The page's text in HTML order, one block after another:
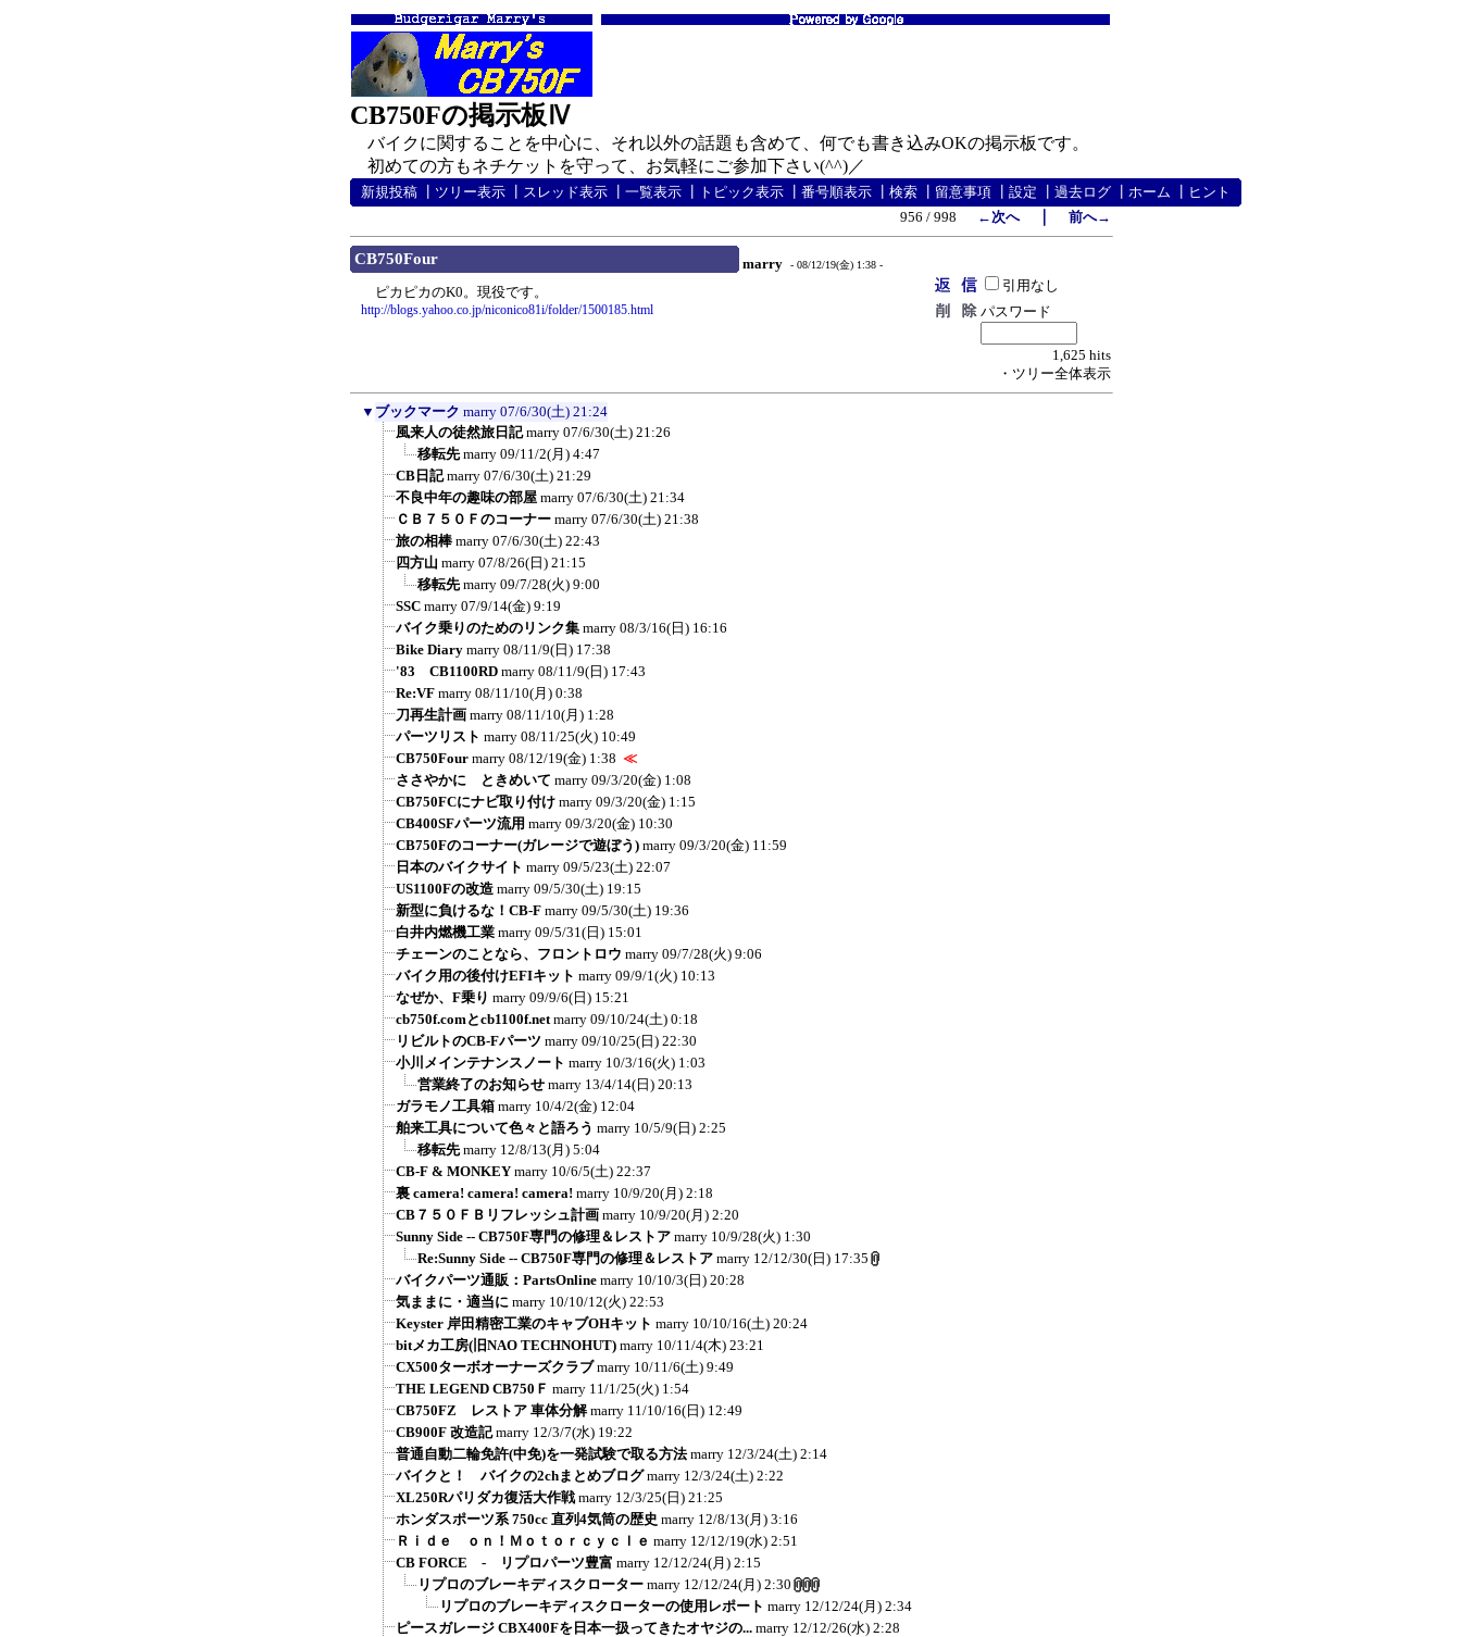
CB750Fの掲示板Ⅳ
バイクに関することを中心に、それ以外の話題も含めて、何でも書き込みOKの掲示板です。
初めての方もネチケットを守って、お気軽にご参加下さい(^^)／
新規投稿 ツリー表示 スレッド表示 一覧表示 トピック表示 番号順表示 検索 留意事項 設定 過去ログ ホーム
ヒント
956 / 998
←次へ｜ 前へ→
CB750Four marry - 08/12/19(金) 1:38 -
ピカピカのK0。現役です。
http://blogs.yahoo.co.jp/niconico81i/folder/1500185.html
引用なし
パスワード
1,625 hits
・ツリー全体表示
▼ ブックマーク marry 07/6/30(土) 21:24
風来人の徒然旅日記 marry 07/6/30(土) 21:26
移転先 marry 09/11/2(月) 4:47
CB日記 marry 07/6/30(土) 21:29
不良中年の趣味の部屋 marry 07/6/30(土) 21:34
ＣＢ７５０Ｆのコーナー marry 07/6/30(土) 21:38
旅の相棒 marry 07/6/30(土) 22:43
四方山 marry 07/8/26(日) 21:15
移転先 marry 09/7/28(火) 9:00
SSC marry 07/9/14(金) 9:19
バイク乗りのためのリンク集 marry 08/3/16(日) 16:16
Bike Diary marry 08/11/9(日) 17:38
'83 CB1100RD marry 08/11/9(日) 17:43
Re:VF marry 08/11/10(月) 0:38
刀再生計画 marry 08/11/10(月) 1:28
パーツリスト marry 08/11/25(火) 10:49
CB750Four marry 08/12/19(金) 1:38 ≪
ささやかに ときめいて marry 09/3/20(金) 1:08
CB750FCにナビ取り付け marry 09/3/20(金) 1:15
CB400SFパーツ流用 marry 09/3/20(金) 10:30
CB750Fのコーナー(ガレージで遊ぼう) marry 09/3/20(金) 11:59
日本のバイクサイト marry 09/5/23(土) 22:07
US1100Fの改造 marry 09/5/30(土) 19:15
新型に負けるな！CB-F marry 09/5/30(土) 19:36
白井内燃機工業 marry 09/5/31(日) 15:01
チェーンのことなら、フロントロウ marry 09/7/28(火) 9:06
バイク用の後付けEFIキット marry 09/9/1(火) 10:13
なぜか、F乗り marry 09/9/6(日) 15:21
cb750f.comとcb1100f.net marry 09/10/24(土) 0:18
リビルトのCB-Fパーツ marry 09/10/25(日) 22:30
小川メインテナンスノート marry 10/3/16(火) 1:03
営業終了のお知らせ marry 13/4/14(日) 20:13
ガラモノ工具箱 marry 10/4/2(金) 12:04
舶来工具について色々と語ろう marry 10/5/9(日) 2:25
移転先 marry 12/8/13(月) 5:04
CB-F & MONKEY marry 10/6/5(土) 22:37
裏 camera! camera! camera! marry 10/9/20(月) 2:18
CB７５０ＦＢリフレッシュ計画 marry 10/9/20(月) 2:20
Sunny Side -- CB750F専門の修理＆レストア marry 10/9/28(火) 1:30
Re:Sunny Side -- CB750F専門の修理＆レストア marry 12/12/30(日) 17:35
バイクパーツ通販：PartsOnline marry 10/10/3(日) 20:28
気ままに・適当に marry 10/10/12(火) 22:53
Keyster 岸田精密工業のキャブOHキット marry 10/10/16(土) 20:24
bitメカ工房(旧NAO TECHNOHUT) marry 10/11/4(木) 23:21
CX500ターボオーナーズクラブ marry 10/11/6(土) 9:49
THE LEGEND CB750Ｆ marry 11/1/25(火) 1:54
CB750FZ レストア 車体分解 marry 11/10/16(日) 12:49
CB900F 改造記 marry 12/3/7(水) 19:22
普通自動二輪免許(中免)を一発試験で取る方法 marry 12/3/24(土) 2:14
バイクと！ バイクの2chまとめブログ marry 12/3/24(土) 2:22
XL250Rパリダカ復活大作戦 marry 12/3/25(日) 21:25
ホンダスポーツ系 750cc 直列4気筒の歴史 marry 12/8/13(月) 3:16
Ｒｉｄｅ ｏｎ！Ｍｏｔｏｒｃｙｃｌｅ marry 12/12/19(水) 2:51
CB FORCE - リプロパーツ豊富 marry 12/12/24(月) 2:15
リプロのブレーキディスクローター marry 12/12/24(月) 2:30
リプロのブレーキディスクローターの使用レポート marry 12/12/24(月) 2:34
ピースガレージ CBX400Fを日本一扱ってきたオヤジの... marry 12/12/26(水) 2:28